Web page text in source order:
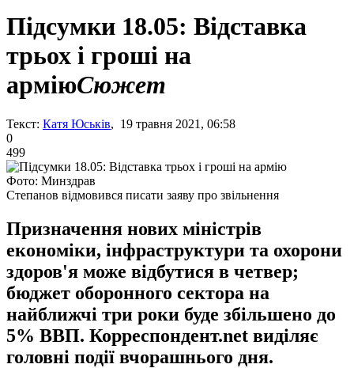
Підсумки 18.05: Відставка
трьох і гроші на
арміюСюжет
Текст: Катя Юськів, 19 травня 2021, 06:58
0
499
Фото: Минздрав
Степанов відмовився писати заяву про звільнення
Призначення нових міністрів
економіки, інфраструктури та охорони
здоров'я може відбутися в четвер;
бюджет оборонного сектора на
найближчі три роки буде збільшено до
5% ВВП. Корреспондент.net виділяє
головні події вчорашнього дня.